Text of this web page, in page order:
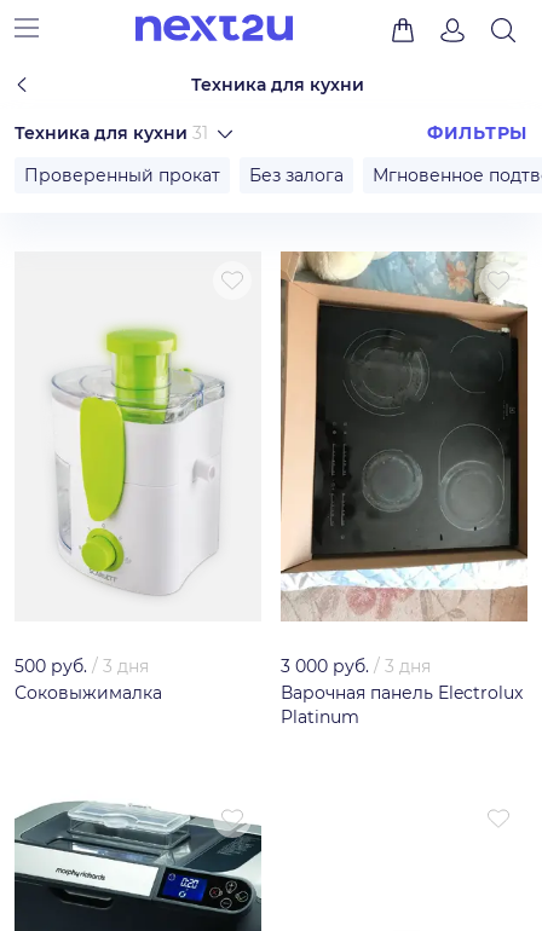
Техника для кухни
Техника для кухни 31
ФИЛЬТРЫ
Проверенный прокат
Без залога Мгновенное
500 руб. / 3 дня
Соковыжималка
3 000 руб. / 3 дня
Варочная панель Electrolux
Platinum